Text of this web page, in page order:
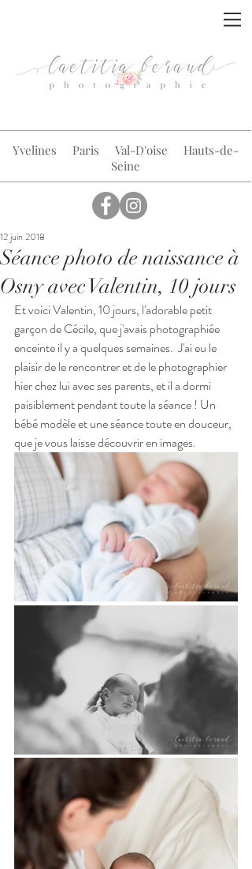
Yvelines Paris Val-D'oise Hauts-de-
Seine
Séance photo de naissance à
Osny avec Valentin, 10 jours
12 juin 2018
Et voici Valentin, 10 jours, l'adorable petit
garçon de Cécile, que j'avais photographiée
enceinte il y a quelques semaines.  J'ai eu le
plaisir de le rencontrer et de le photographier
hier chez lui avec ses parents, et il a dormi
paisiblement pendant toute la séance ! Un
bébé modèle et une séance toute en douceur,
que je vous laisse découvrir en images.